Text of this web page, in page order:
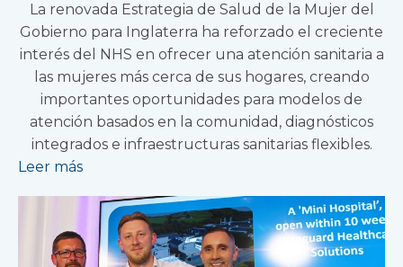
La renovada Estrategia de Salud de la Mujer del
Gobierno para Inglaterra ha reforzado el creciente
interés del NHS en ofrecer una atención sanitaria a
las mujeres más cerca de sus hogares, creando
importantes oportunidades para modelos de
atención basados en la comunidad, diagnósticos
integrados e infraestructuras sanitarias flexibles.
Leer más